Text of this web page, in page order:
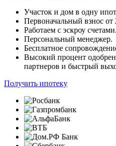
Участок и дом в одну
Первоначальный взнос от
Работаем с эскроу счетами.
Персональный менеджер.
Бесплатное
Высокий процент
партнеров и быстрый
Получить ипотеку